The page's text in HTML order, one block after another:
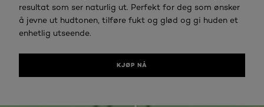
resultat som ser naturlig ut. Perfekt for deg som ønsker
å jevne ut hudtonen, tilføre fukt og glød og gi huden et
enhetlig utseende.
KJØP NÅ